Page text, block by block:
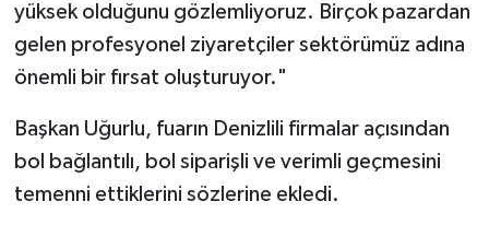
yüksek olduğunu gözlemliyoruz. Birçok pazardan
gelen profesyonel ziyaretçiler sektörümüz adına
önemli bir fırsat oluşturuyor."
Başkan Uğurlu, fuarın Denizlili firmalar açısından
bol bağlantılı, bol siparişli ve verimli geçmesini
temenni ettiklerini sözlerine ekledi.